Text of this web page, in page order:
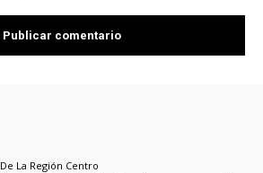
De La Región Centro